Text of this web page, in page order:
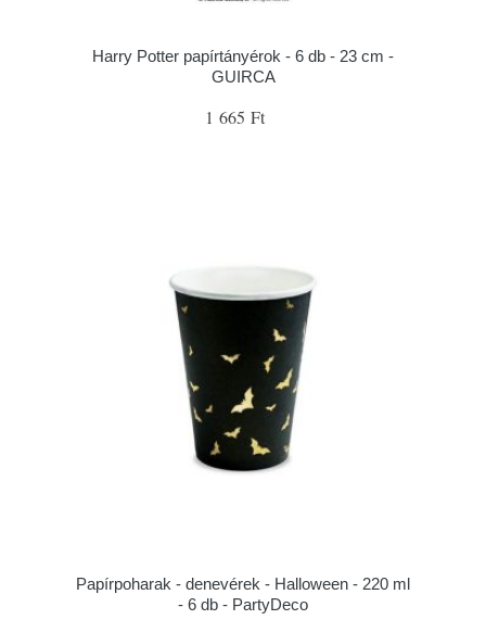
Harry Potter papírtányérok - 6 db - 23 cm -
GUIRCA
1 665 Ft
Papírpoharak - denevérek - Halloween - 220 ml
- 6 db - PartyDeco